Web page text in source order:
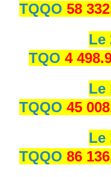
TQQO 58
Le
TQO 4
Le
TQQO 45
Le
TQQO 86